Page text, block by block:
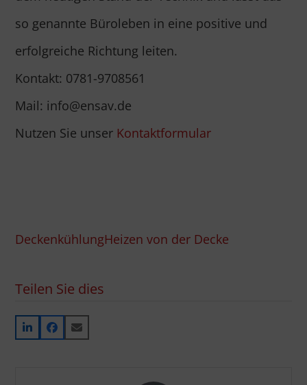
so genannte Büroleben in eine positive und
erfolgreiche Richtung leiten.
Kontakt: 0781-9708561
Mail: info@ensav.de
Nutzen Sie unser Kontaktformular
DeckenkühlungHeizen von der Decke
Teilen Sie dies